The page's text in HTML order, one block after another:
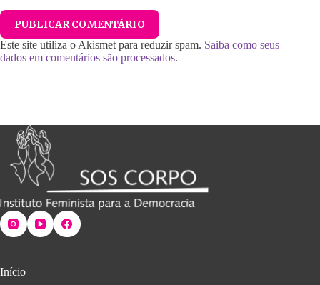
PUBLICAR COMENTÁRIO
Este site utiliza o Akismet para reduzir spam. Saiba como seus
dados em comentários são processados.
Início